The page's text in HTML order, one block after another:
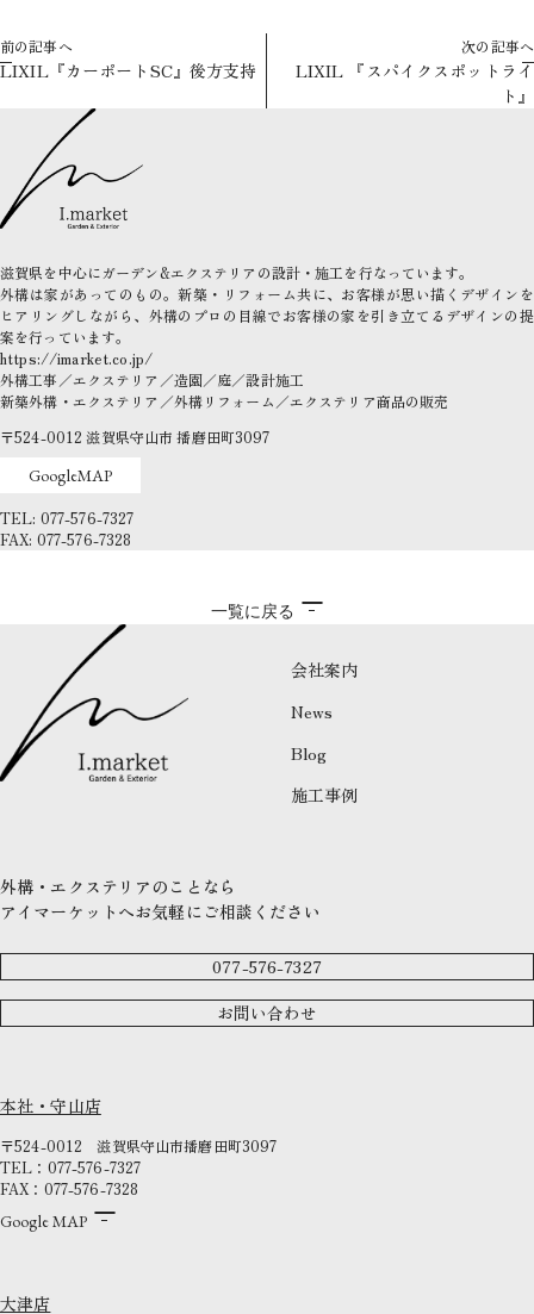
前の記事へ
LIXIL『カーポートSC』後方支持
次の記事へ
LIXIL 『スパイクスポットライ
ト』
滋賀県を中心にガーデン&エクステリアの設計・施工を行なっています。
外構は家があってのもの。新築・リフォーム共に、お客様が思い描くデザインを
ヒアリングしながら、外構のプロの目線でお客様の家を引き立てるデザインの提
案を行っています。
https://imarket.co.jp/
外構工事／エクステリア／造園／庭／設計施工
新築外構・エクステリア／外構リフォーム／エクステリア商品の販売
〒524-0012滋賀県守山市 播磨田町3097
GoogleMAP
TEL: 077-576-7327
FAX: 077-576-7328
一覧に戻る
会社案内
News
Blog
施工事例
外構・エクステリアのことなら
アイマーケットへお気軽にご相談ください
077-576-7327
お問い合わせ
本社・守山店
〒524-0012滋賀県守山市播磨田町3097
TEL：077-576-7327
FAX：077-576-7328
Google MAP
大津店